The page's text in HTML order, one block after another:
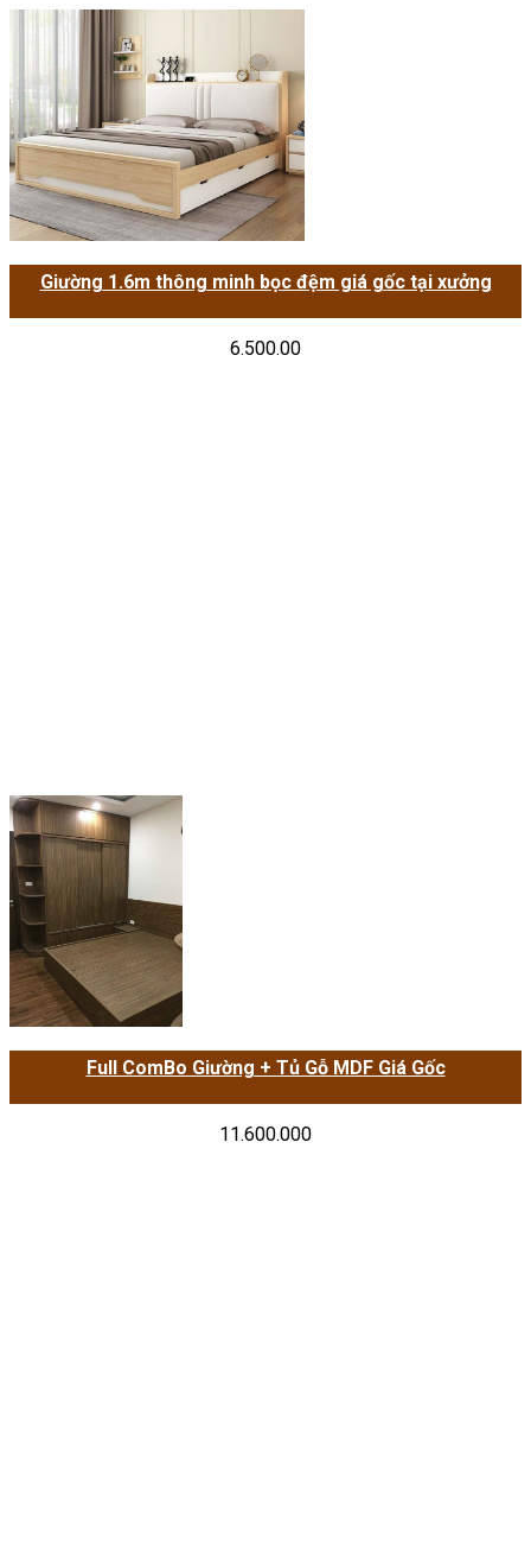
Giường 1.6m thông minh bọc đệm giá gốc tại xưởng
6.500.00
Full ComBo Giường + Tủ Gỗ MDF Giá Gốc
11.600.000